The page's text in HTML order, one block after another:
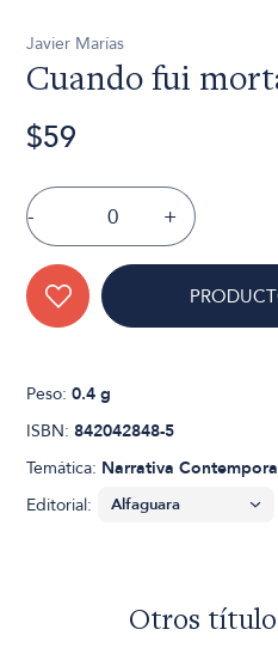
Javier Marías
Cuando fui
$59
- +
Peso:0.4 g
ISBN:842042848-5
Temática: Narrativa
Editorial:
Otros